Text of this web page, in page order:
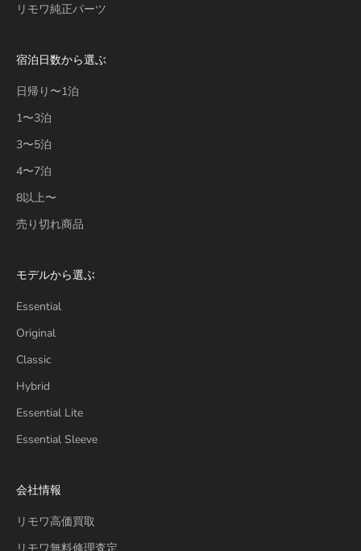
リモワ純正パーツ
宿泊日数から選ぶ
日帰り〜1泊
1〜3泊
3〜5泊
4〜7泊
8以上〜
売り切れ商品
モデルから選ぶ
Essential
Original
Classic
Hybrid
Essential Lite
Essential Sleeve
会社情報
リモワ高価買取